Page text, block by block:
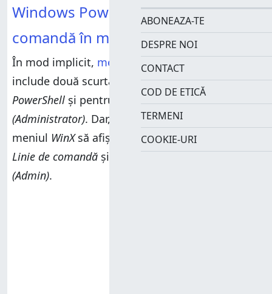
Cum adaugi Panoul de control la meniul WinX din
Windows 10
Pasul 1. Descarcă și rulează Win+X Menu Editor
Pasul 2. Cum adaugi o scurtătură personalizată
pentru Panoul de control în meniul WinX
Ai adăugat scurtături personalizate la meniul
WinX?
Windows PowerShell și Linie de
comandă în meniul WinX
În mod implicit, meniul WinXdin Windows 10
include două scurtături pentruWindows
PowerShell și pentru
Windows PowerShell
(Administrator). Dar, dacă preferi, poți face ca
meniul WinXsă afișeze în loc scurtături pentru
Linie de comandă și pentruLinie de comandă
(Admin).
ABONEAZA-TE
DESPRE NOI
CONTACT
COD DE ETICĂ
TERMENI
COOKIE-URI